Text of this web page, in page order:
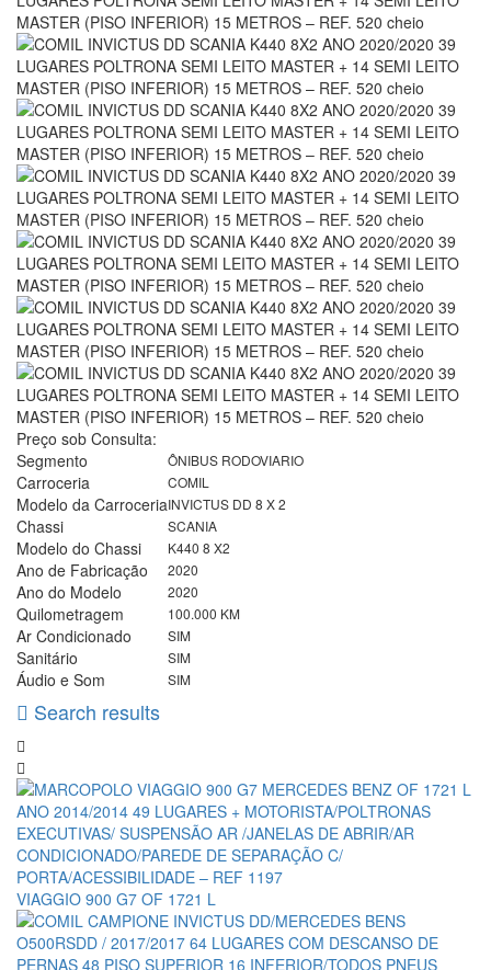
Preço sob Consulta:
Segmento
ÔNIBUS RODOVIARIO
Carroceria COMIL
Modelo da CarroceriaINVICTUS DD 8 X 2
Chassi SCANIA
Modelo do Chassi K440 8 X2
Ano de Fabricação 2020
Ano do Modelo 2020
Quilometragem 100.000 KM
Ar Condicionado SIM
Sanitário SIM
Áudio e Som SIM
Search results
VIAGGIO 900 G7 OF 1721 L